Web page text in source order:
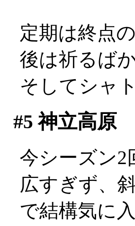
定期は終点
後は祈るばか
そしてシャ
#5 神立高原
今シーズン2
広すぎず、
で結構気に